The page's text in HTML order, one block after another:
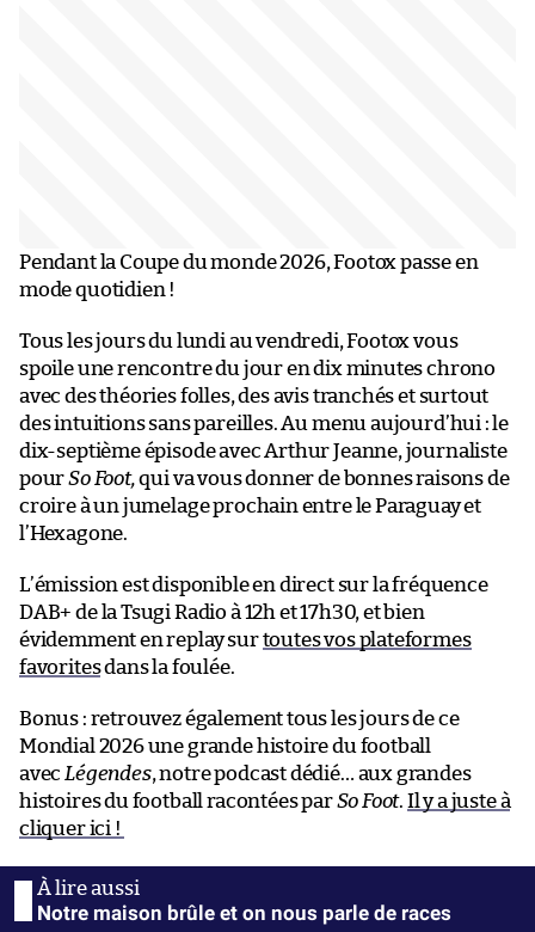
Pendant la Coupe du monde 2026, Footox passe en
mode quotidien !
Tous les jours du lundi au vendredi, Footox vous
spoile une rencontre du jour en dix minutes chrono
avec des théories folles, des avis tranchés et surtout
des intuitions sans pareilles. Au menu aujourd’hui : le
dix-septième épisode avec Arthur Jeanne, journaliste
pourSo Foot,qui va vous donner de bonnes raisons de
croire à un jumelage prochain entre le Paraguay et
l’Hexagone.
L’émission est disponible en direct sur la fréquence
DAB+ de la Tsugi Radio à 12h et 17h30, et bien
évidemment en replay surtoutes vos plateformes
favoritesdans la foulée.
Bonus : retrouvez également tous les jours de ce
Mondial 2026 une grande histoire du football
avec Légendes, notre podcast dédié… aux grandes
histoires du football racontées parSo Foot. Il y a juste à
cliquer ici !
Notre maison brûle et on nous parle de races